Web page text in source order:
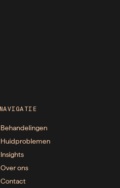
NAVIGATIE
Behandelingen
Huidproblemen
Insights
Over ons
Contact